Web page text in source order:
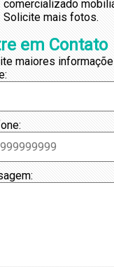
comercializado
Solicite mais fotos.
em Contato
maiores